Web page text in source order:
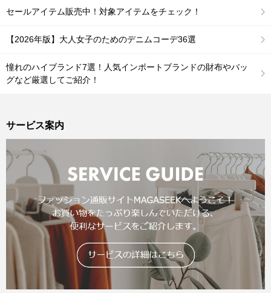
セールアイテム販売中！対象アイテムをチェック！
【2026年版】大人女子のためのデニムコーデ36選
憧れのハイブランド7選！人気インポートブランドの財布やバッ
グなど厳選してご紹介！
サービス案内